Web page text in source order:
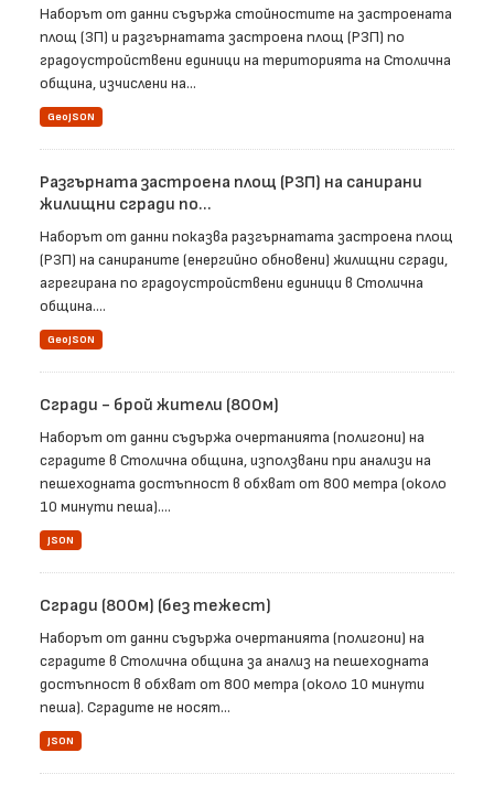
Наборът от данни съдържа стойностите на застроената
площ (ЗП) и разгърнатата застроена площ (РЗП) по
градоустройствени единици на територията на Столична
община, изчислени на...
GeoJSON
Разгърната застроена площ (РЗП) на санирани
жилищни сгради по...
Наборът от данни показва разгърнатата застроена площ
(РЗП) на санираните (енергийно обновени) жилищни сгради,
агрегирана по градоустройствени единици в Столична
община....
GeoJSON
Сгради - брой жители (800м)
Наборът от данни съдържа очертанията (полигони) на
сградите в Столична община, използвани при анализи на
пешеходната достъпност в обхват от 800 метра (около
10 минути пеша)....
JSON
Сгради (800м) (без тежест)
Наборът от данни съдържа очертанията (полигони) на
сградите в Столична община за анализ на пешеходната
достъпност в обхват от 800 метра (около 10 минути
пеша). Сградите не носят...
JSON